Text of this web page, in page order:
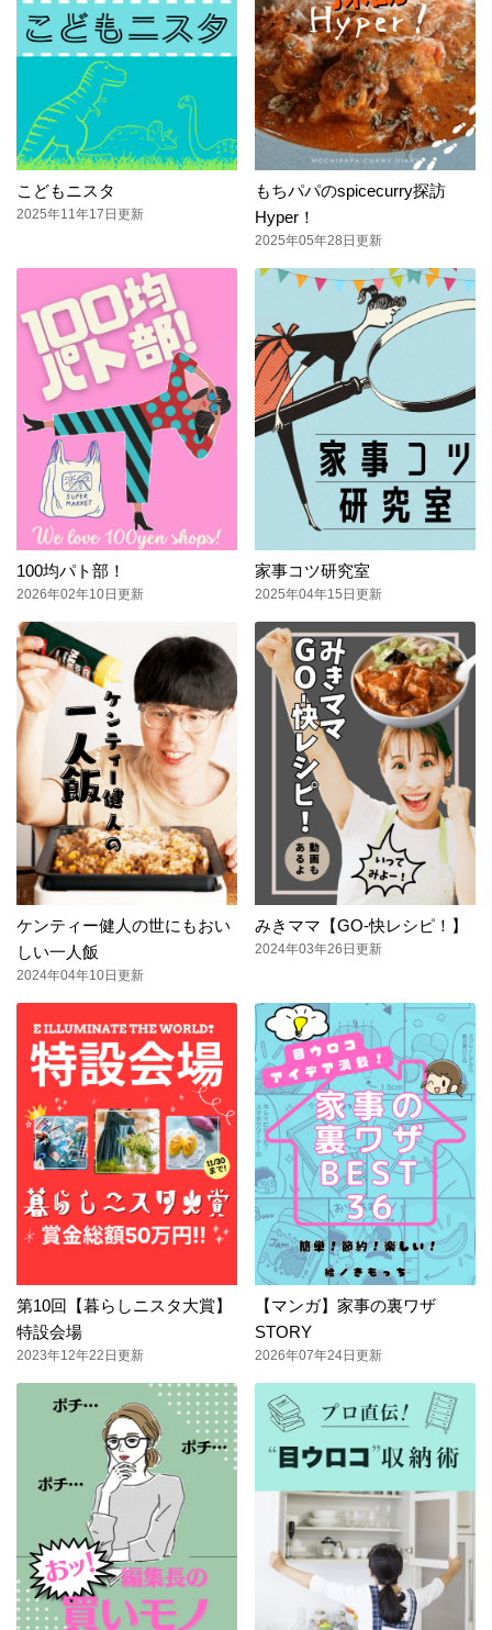
こどもニスタ
2025年11年17日更新
もちパパのspicecurry探訪
Hyper！
2025年05年28日更新
100均パト部！
2026年02年10日更新
家事コツ研究室
2025年04年15日更新
ケンティー健人の世にもおい
しい一人飯
2024年04年10日更新
みきママ【GO-快レシピ！】
2024年03年26日更新
第10回【暮らしニスタ大賞】
特設会場
2023年12年22日更新
【マンガ】家事の裏ワザ
STORY
2026年07年24日更新